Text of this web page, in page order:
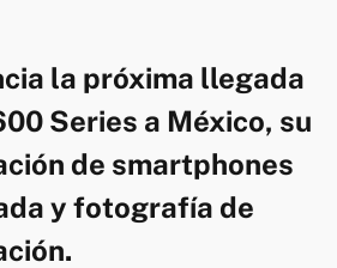
la próxima llegada
Series a México, su
de smartphones
y fotografía de